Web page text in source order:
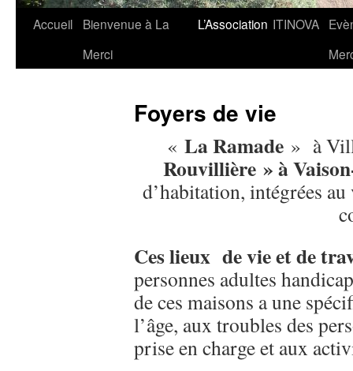
Aller
Accueil
Bienvenue à La
Merci
L’Association ITINOVA
Foyers de vie
« La Ramade» à
Rouvillière » à
d’habitation, intégrées
Ces lieux de vie et de
personnes adultes
de ces maisons a une
l’âge, aux troubles des
prise en charge et aux